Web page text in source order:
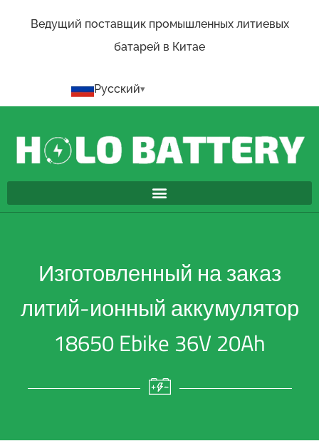
Ведущий поставщик промышленных литиевых
батарей в Китае
Русский
Изготовленный на заказ
литий-ионный аккумулятор
18650 Ebike 36V 20Ah